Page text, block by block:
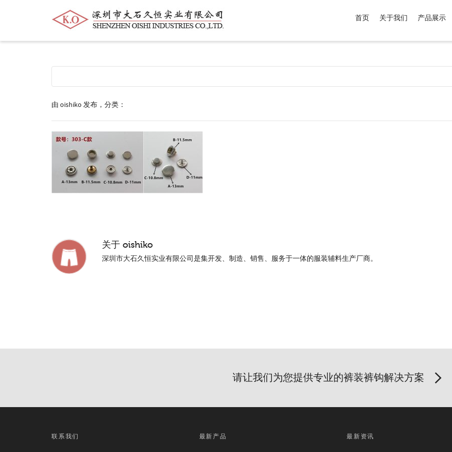
帮我查找新的衬衫尺码中号价格介于 商品，品牌为 默认品牌 .
首页 关于我们 产品展示
由 oishiko 发布，分类：
关于 oishiko
深圳市大石久恒实业有限公司是集开发、制造、销售、服务于一体的服装辅料生产厂商。
请让我们为您提供专业的裤装裤钩解决方案
联系我们 最新产品 最新资讯